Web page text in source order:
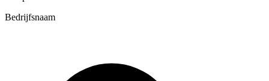
Bedrijfsnaam